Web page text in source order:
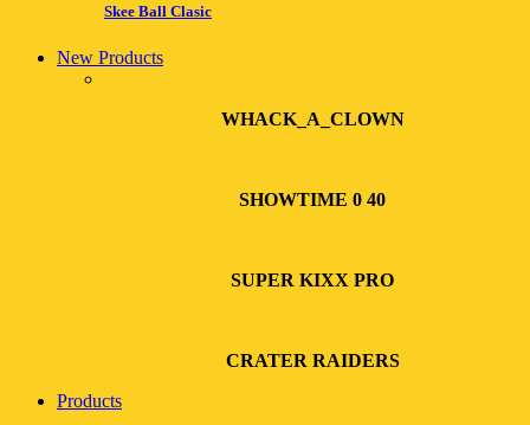
Skee Ball Clasic
New Products
WHACK_A_CLOWN
SHOWTIME 0 40
SUPER KIXX PRO
CRATER RAIDERS
Products